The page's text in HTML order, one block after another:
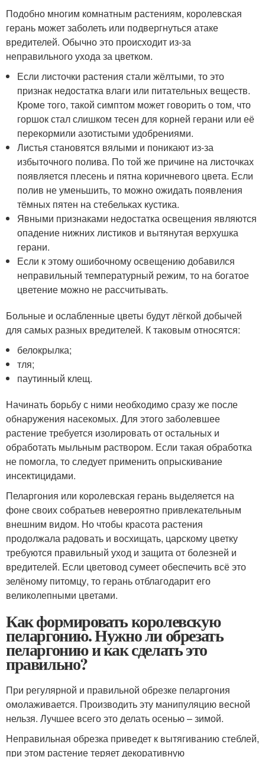
Подобно многим комнатным растениям, королевская
герань может заболеть или подвергнуться атаке
вредителей. Обычно это происходит из-за
неправильного ухода за цветком.
Если листочки растения стали жёлтыми, то это
признак недостатка влаги или питательных веществ.
Кроме того, такой симптом может говорить о том, что
горшок стал слишком тесен для корней герани или её
перекормили азотистыми удобрениями.
Листья становятся вялыми и поникают из-за
избыточного полива. По той же причине на листочках
появляется плесень и пятна коричневого цвета. Если
полив не уменьшить, то можно ожидать появления
тёмных пятен на стебельках кустика.
Явными признаками недостатка освещения являются
опадение нижних листиков и вытянутая верхушка
герани.
Если к этому ошибочному освещению добавился
неправильный температурный режим, то на богатое
цветение можно не рассчитывать.
Больные и ослабленные цветы будут лёгкой добычей
для самых разных вредителей. К таковым относятся:
белокрылка;
тля;
паутинный клещ.
Начинать борьбу с ними необходимо сразу же после
обнаружения насекомых. Для этого заболевшее
растение требуется изолировать от остальных и
обработать мыльным раствором. Если такая обработка
не помогла, то следует применить опрыскивание
инсектицидами.
Пеларгония или королевская герань выделяется на
фоне своих собратьев невероятно привлекательным
внешним видом. Но чтобы красота растения
продолжала радовать и восхищать, царскому цветку
требуются правильный уход и защита от болезней и
вредителей. Если цветовод сумеет обеспечить всё это
зелёному питомцу, то герань отблагодарит его
великолепными цветами.
Как формировать королевскую
пеларгонию. Нужно ли обрезать
пеларгонию и как сделать это
правильно?
При регулярной и правильной обрезке пеларгония
омолаживается. Производить эту манипуляцию весной
нельзя. Лучшее всего это делать осенью – зимой.
Неправильная обрезка приведет к вытягиванию стеблей,
при этом растение теряет декоративную